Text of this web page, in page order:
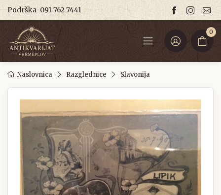
Podrška 091 762 7441
0
Naslovnica Razglednice Slavonija